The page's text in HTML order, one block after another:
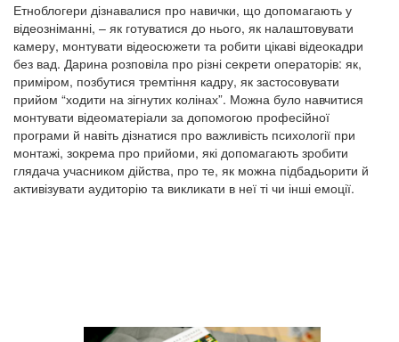
Етноблогери дізнавалися про навички, що допомагають у
відеозніманні, – як готуватися до нього, як налаштовувати
камеру, монтувати відеосюжети та робити цікаві відеокадри
без вад. Дарина розповіла про різні секрети операторів: як,
приміром, позбутися тремтіння кадру, як застосовувати
прийом “ходити на зігнутих колінах”. Можна було навчитися
монтувати відеоматеріали за допомогою професійної
програми й навіть дізнатися про важливість психології при
монтажі, зокрема про прийоми, які допомагають зробити
глядача учасником дійства, про те, як можна підбадьорити й
активізувати аудиторію та викликати в неї ті чи інші емоції.